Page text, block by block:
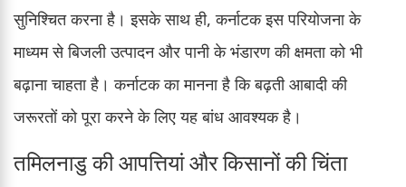
सुनिश्चित करना है। इसके साथ ही, कर्नाटक इस परियोजना के
माध्यम से बिजली उत्पादन और पानी के भंडारण की क्षमता को भी
बढ़ाना चाहता है। कर्नाटक का मानना है कि बढ़ती आबादी की
जरूरतों को पूरा करने के लिए यह बांध आवश्यक है।
तमिलनाडु की आपत्तियां और किसानों की चिंता